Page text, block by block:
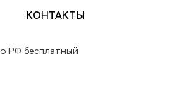
КОНТАКТЫ
РФ бесплатный